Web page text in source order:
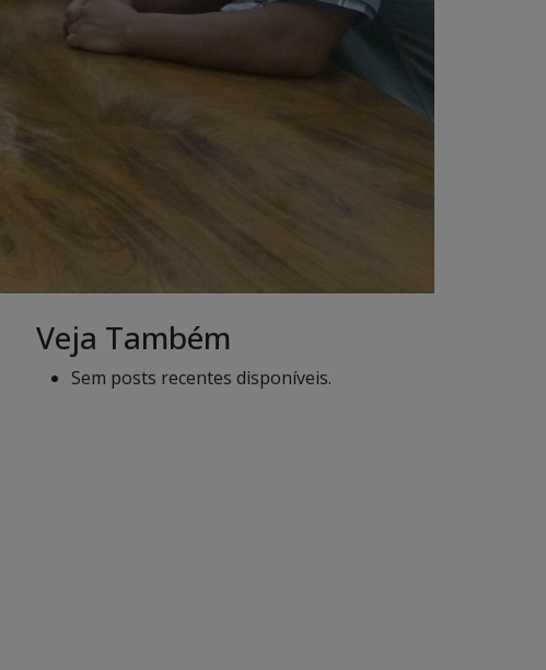
Veja Também
Sem posts recentes disponíveis.